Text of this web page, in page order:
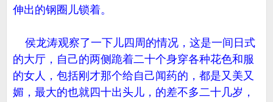
伸出的钢圈儿锁着。
侯龙涛观察了一下儿四周的情况，这是一间日式
的大厅，自己的两侧跪着二十个身穿各种花色和服
的女人，包括刚才那个给自己闻药的，都是又美又
媚，最大的也就四十出头儿，的差不多二十几岁，